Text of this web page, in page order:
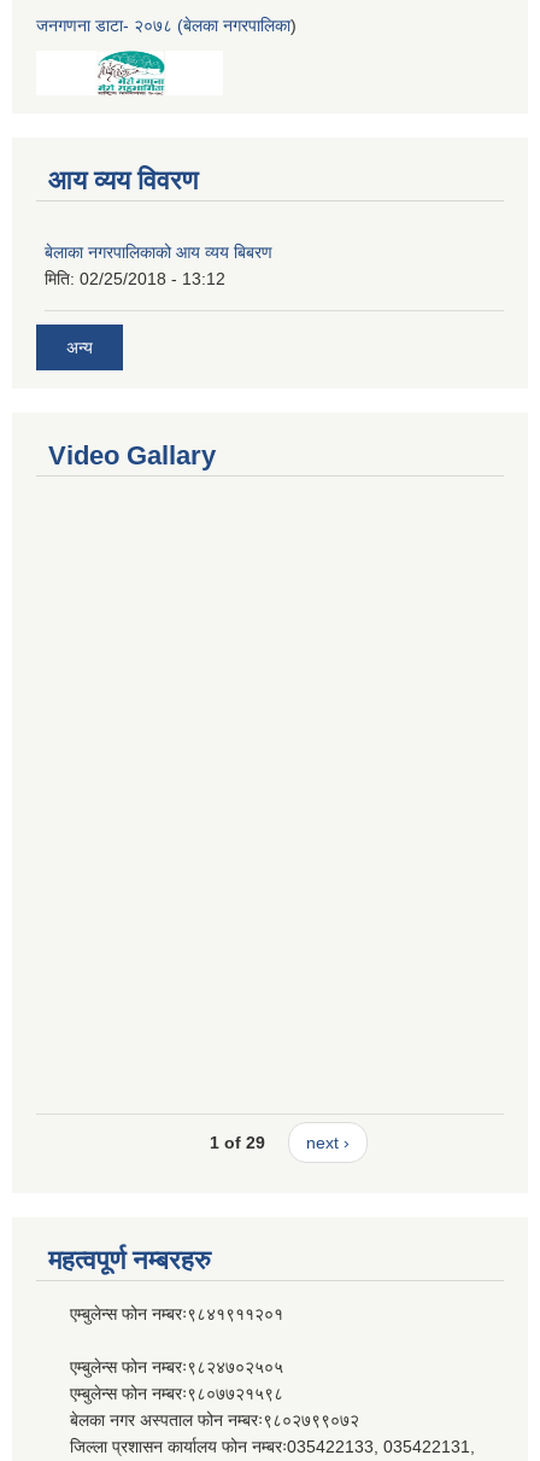
जनगणना डाटा- २०७८ (बेलका नगरपालिका)
आय व्यय विवरण
बेलाका नगरपालिकाको आय व्यय बिबरण
मिति: 02/25/2018 - 13:12
अन्य
Video Gallary
1 of 29 next ›
महत्वपूर्ण नम्बरहरु
एम्बुलेन्स फोन नम्बरः९८४१९११२०१
एम्बुलेन्स फोन नम्बरः९८२४७०२५०५
एम्बुलेन्स फोन नम्बरः९८०७७२१५९८
बेलका नगर अस्पताल फोन नम्बरः९८०२७९९०७२
जिल्ला प्रशासन कार्यालय फोन नम्बरः035422133, 035422131,